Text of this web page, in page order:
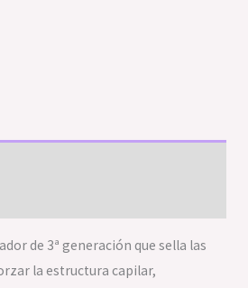
de 3ª generación que sella las
la estructura capilar,